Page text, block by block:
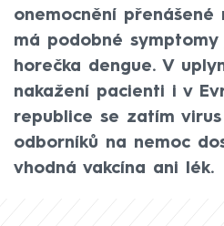
onemocnění přenášené
má podobné
horečka dengue. V
nakažení pacienti i v
republice se zatím virus
odborníků na nemoc
vhodná vakcína ani lék.